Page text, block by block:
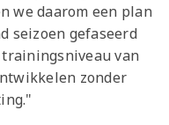
we daarom een plan
seizoen gefaseerd
van
zonder